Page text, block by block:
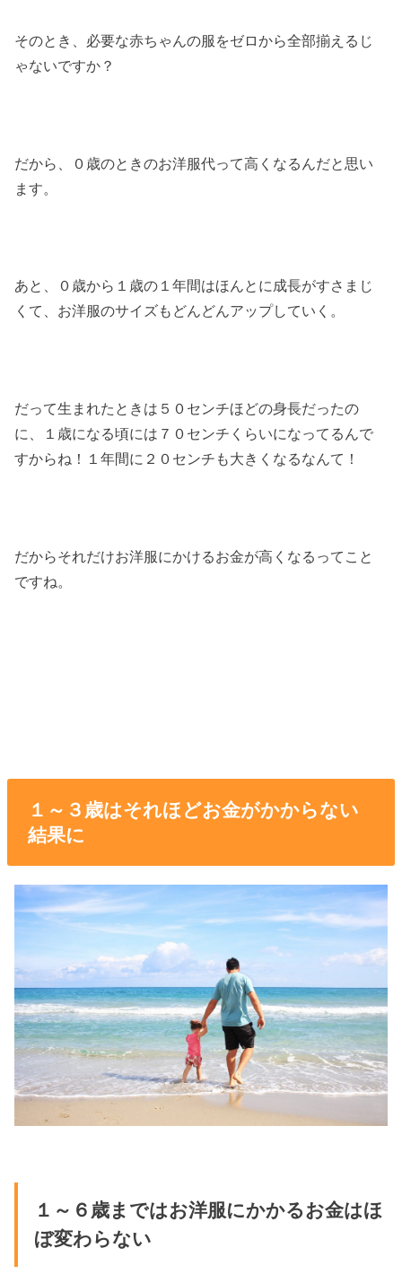
そのとき、必要な赤ちゃんの服をゼロから全部揃えるじ
ゃないですか？
だから、０歳のときのお洋服代って高くなるんだと思い
ます。
あと、０歳から１歳の１年間はほんとに成長がすさまじ
くて、お洋服のサイズもどんどんアップしていく。
だって生まれたときは５０センチほどの身長だったの
に、１歳になる頃には７０センチくらいになってるんで
すからね！１年間に２０センチも大きくなるなんて！
だからそれだけお洋服にかけるお金が高くなるってこと
ですね。
１～３歳はそれほどお金がかからない
結果に
１～６歳まではお洋服にかかるお金はほ
ぼ変わらない